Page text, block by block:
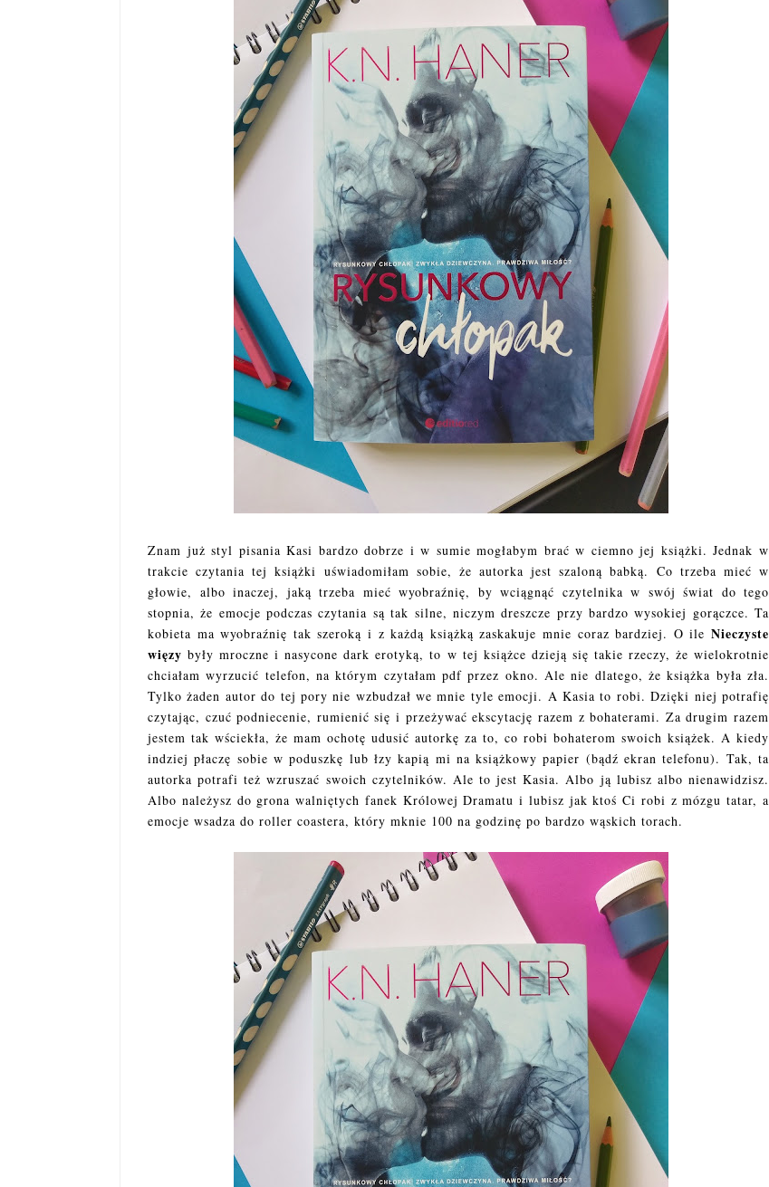
Znam już styl pisania Kasi bardzo dobrze i w sumie mogłabym brać w ciemno jej książki. Jednak w
trakcie czytania tej książki uświadomiłam sobie, że autorka jest szaloną babką. Co trzeba mieć w
głowie, albo inaczej, jaką trzeba mieć wyobraźnię, by wciągnąć czytelnika w swój świat do tego
stopnia, że emocje podczas czytania są tak silne, niczym dreszcze przy bardzo wysokiej gorączce. Ta
kobieta ma wyobraźnię tak szeroką i z każdą książką zaskakuje mnie coraz bardziej. O ile Nieczyste
więzy były mroczne i nasycone dark erotyką, to w tej książce dzieją się takie rzeczy, że wielokrotnie
chciałam wyrzucić telefon, na którym czytałam pdf przez okno. Ale nie dlatego, że książka była zła.
Tylko żaden autor do tej pory nie wzbudzał we mnie tyle emocji. A Kasia to robi. Dzięki niej potrafię
czytając, czuć podniecenie, rumienić się i przeżywać ekscytację razem z bohaterami. Za drugim razem
jestem tak wściekła, że mam ochotę udusić autorkę za to, co robi bohaterom swoich książek. A kiedy
indziej płaczę sobie w poduszkę lub łzy kapią mi na książkowy papier (bądź ekran telefonu). Tak, ta
autorka potrafi też wzruszać swoich czytelników. Ale to jest Kasia. Albo ją lubisz albo nienawidzisz.
Albo należysz do grona walniętych fanek Królowej Dramatu i lubisz jak ktoś Ci robi z mózgu tatar, a
emocje wsadza do roller coastera, który mknie 100 na godzinę po bardzo wąskich torach.